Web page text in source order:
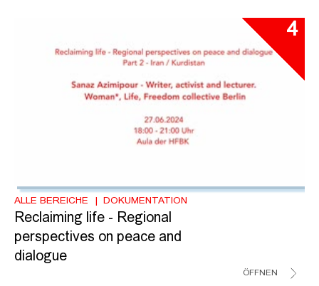
4
ALLE BEREICHE DOKUMENTATION
Reclaiming life - Regional
perspectives on peace and
dialogue
ÖFFNEN